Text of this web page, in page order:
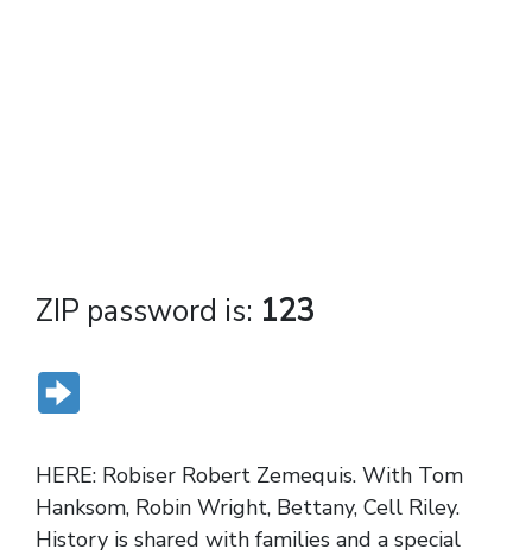
ZIP password is: 123
HERE: Robiser Robert Zemequis. With Tom
Hanksom, Robin Wright, Bettany, Cell Riley.
History is shared with families and a special